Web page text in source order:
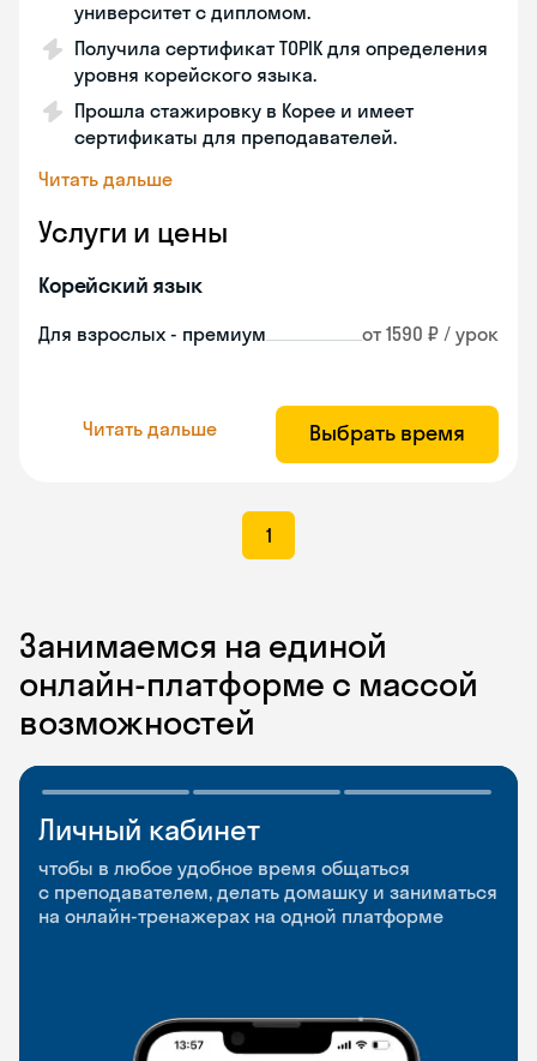
университет с дипломом.
Получила сертификат TOPIK для определения
уровня корейского языка.
Прошла стажировку в Корее и имеет
сертификаты для преподавателей.
Читать дальше
Услуги и цены
Корейский язык
Для взрослых - премиум от 1590 ₽ / урок
Читать дальше Выбрать время
1
Занимаемся на единой
онлайн-платформе с массой
возможностей
Личный кабинет
чтобы в любое удобное время общаться
с преподавателем, делать домашку и заниматься
на онлайн-тренажерах на одной платформе
Мобильное
приложение
чтобы заниматься и изучать новые слова где
и когда удобно
Разговорные клубы
и Talks
Групповые занятия для разговорной практики
и индивидуальные встречи с преподавателями